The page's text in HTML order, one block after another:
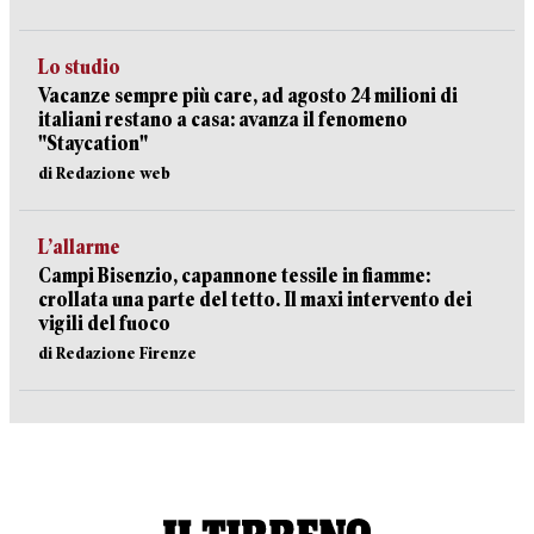
Lo studio
Vacanze sempre più care, ad agosto 24 milioni di
italiani restano a casa: avanza il fenomeno
"Staycation"
di Redazione web
L’allarme
Campi Bisenzio, capannone tessile in fiamme:
crollata una parte del tetto. Il maxi intervento dei
vigili del fuoco
di Redazione Firenze